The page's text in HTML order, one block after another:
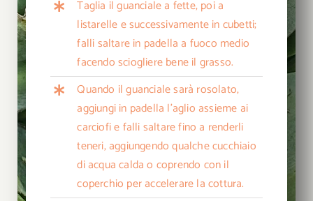
Taglia il guanciale a fette, poi a
listarelle e successivamente in cubetti;
falli saltare in padella a fuoco medio
facendo sciogliere bene il grasso.
Quando il guanciale sarà rosolato,
aggiungi in padella l’aglio assieme ai
carciofi e falli saltare fino a renderli
teneri, aggiungendo qualche cucchiaio
di acqua calda o coprendo con il
coperchio per accelerare la cottura.